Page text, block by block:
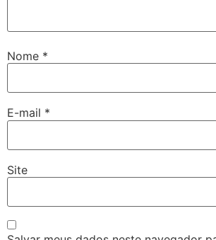
Nome *
E-mail *
Site